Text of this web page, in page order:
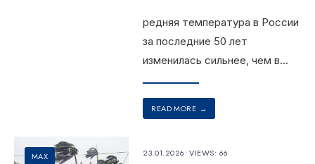
редняя температура в России
за последние 50 лет
изменилась сильнее, чем в...
READ MORE →
MAX 23.01.2026•VIEWS: 66